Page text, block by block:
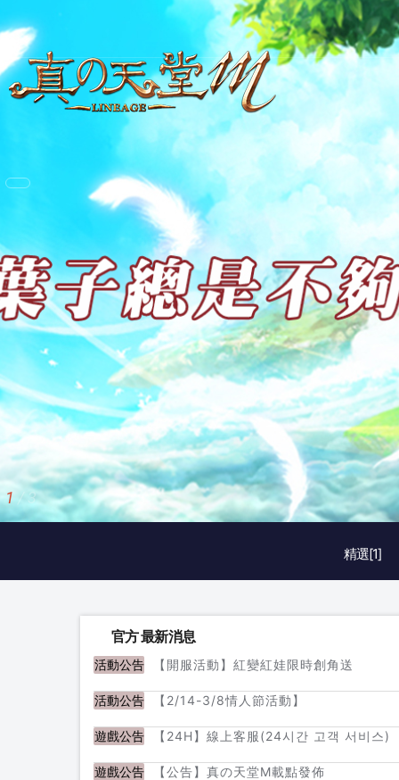
精選[1]
1 / 3
官方 最新消息
活動公告 【開服活動】紅變紅娃限時創角送
活動公告 【2/14-3/8情人節活動】
遊戲公告 【24H】線上客服(24시간 고객 서비스)
遊戲公告 【公告】真の天堂M載點發佈